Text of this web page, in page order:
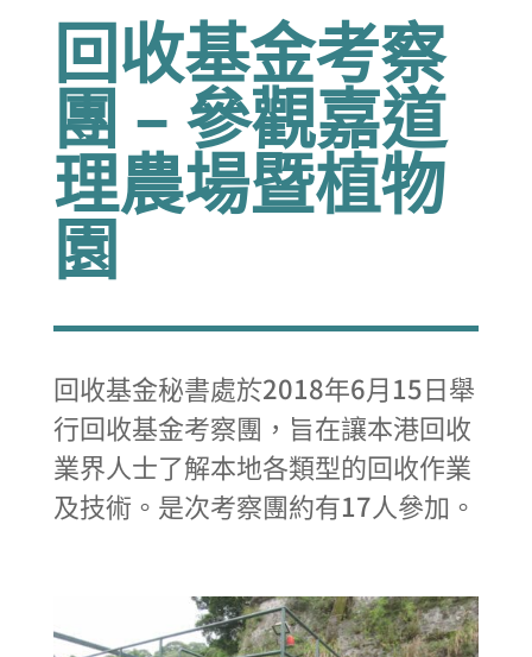
回收基金考察
團 – 參觀嘉道
理農場暨植物
園
回收基金秘書處於2018年6月15日舉
行回收基金考察團，旨在讓本港回收
業界人士了解本地各類型的回收作業
及技術。是次考察團約有17人參加。